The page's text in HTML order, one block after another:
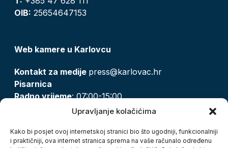
Upravljanje kolačićima
Kako bi posjet ovoj internetskoj stranici bio što ugodniji, funkcionalniji
i praktičniji, ova internet stranica sprema na vaše računalo određenu
OIB: 25654647153
Web kamere u Karlovcu
Kontakt za medije press@karlovac.hr
Pisarnica
Radno vrijeme: 07:00-15:00
pisarnica@karlovac.hr